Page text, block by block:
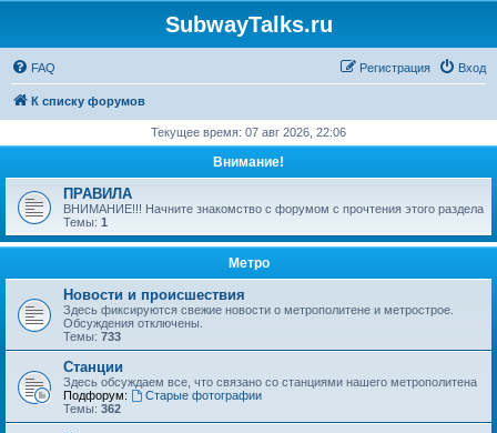
SubwayTalks.ru
FAQ Вход
Регистрация
К списку форумов
Текущее время: 07 авг 2026, 22:06
Внимание!
ПРАВИЛА
ВНИМАНИЕ!!! Начните знакомство с форумом с прочтения этого раздела
Темы: 1
Метро
Новости и происшествия
Здесь фиксируются свежие новости о метрополитене и метрострое.
Обсуждения отключены.
Темы: 733
Станции
Здесь обсуждаем все, что связано со станциями нашего метрополитена
Подфорум:
Старые фотографии
Темы: 362